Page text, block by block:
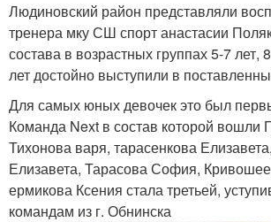
Людиновский район представляли
тренера мку СШ спорт анастасии
состава в возрастных группах 5-7 лет,
лет достойно выступили в
Для самых юных девочек это был
Команда Next в состав которой вошли
Тихонова варя, тарасенкова
Елизавета, Тарасова София,
ермикова Ксения стала третьей,
командам из г. Обнинска